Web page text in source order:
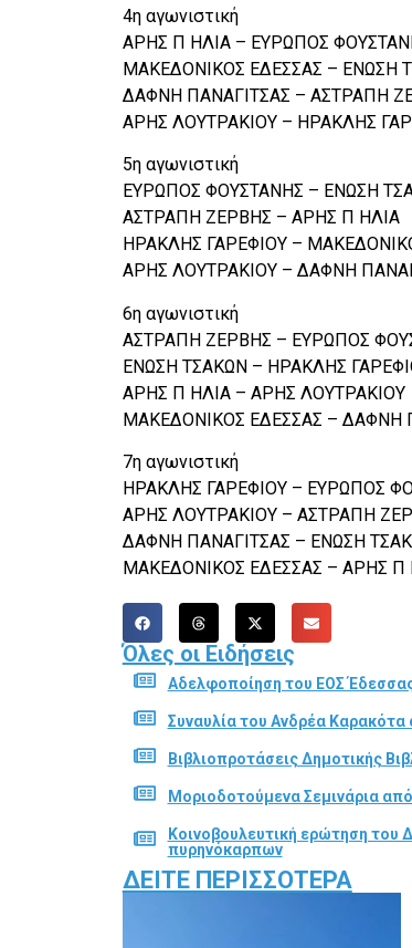
4η αγωνιστική
ΑΡΗΣ Π ΗΛΙΑ – ΕΥΡΩΠΟΣ
ΜΑΚΕΔΟΝΙΚΟΣ ΕΔΕΣΣΑΣ – ΕΝΩΣΗ
ΔΑΦΝΗ ΠΑΝΑΓΙΤΣΑΣ – ΑΣΤΡΑΠΗ
ΑΡΗΣ ΛΟΥΤΡΑΚΙΟΥ – ΗΡΑΚΛΗΣ
5η αγωνιστική
ΕΥΡΩΠΟΣ ΦΟΥΣΤΑΝΗΣ – ΕΝΩΣΗ
ΑΣΤΡΑΠΗ ΖΕΡΒΗΣ – ΑΡΗΣ Π ΗΛΙΑ
ΗΡΑΚΛΗΣ ΓΑΡΕΦΙΟΥ –
ΑΡΗΣ ΛΟΥΤΡΑΚΙΟΥ – ΔΑΦΝΗ
6η αγωνιστική
ΑΣΤΡΑΠΗ ΖΕΡΒΗΣ – ΕΥΡΩΠΟΣ
ΕΝΩΣΗ ΤΣΑΚΩΝ – ΗΡΑΚΛΗΣ
ΑΡΗΣ Π ΗΛΙΑ – ΑΡΗΣ ΛΟΥΤΡΑΚΙΟΥ
ΜΑΚΕΔΟΝΙΚΟΣ ΕΔΕΣΣΑΣ – ΔΑΦΝΗ
7η αγωνιστική
ΗΡΑΚΛΗΣ ΓΑΡΕΦΙΟΥ – ΕΥΡΩΠΟΣ
ΑΡΗΣ ΛΟΥΤΡΑΚΙΟΥ – ΑΣΤΡΑΠΗ
ΔΑΦΝΗ ΠΑΝΑΓΙΤΣΑΣ – ΕΝΩΣΗ
ΜΑΚΕΔΟΝΙΚΟΣ ΕΔΕΣΣΑΣ – ΑΡΗΣ Π
Όλες οι Ειδήσεις
Αδελφοποίηση του ΕΟΣ Έδεσσας
Συναυλία του Ανδρέα
Βιβλιοπροτάσεις Δημοτικής
Μοριοδοτούμενα Σεμινάρια
Κοινοβουλευτική ερώτηση του
πυρηνόκαρπων
ΔΕΊΤΕ ΠΕΡΙΣΣΌΤΕΡΑ